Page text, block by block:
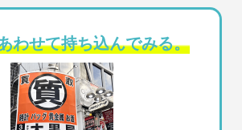
わせて持ち込んでみる。